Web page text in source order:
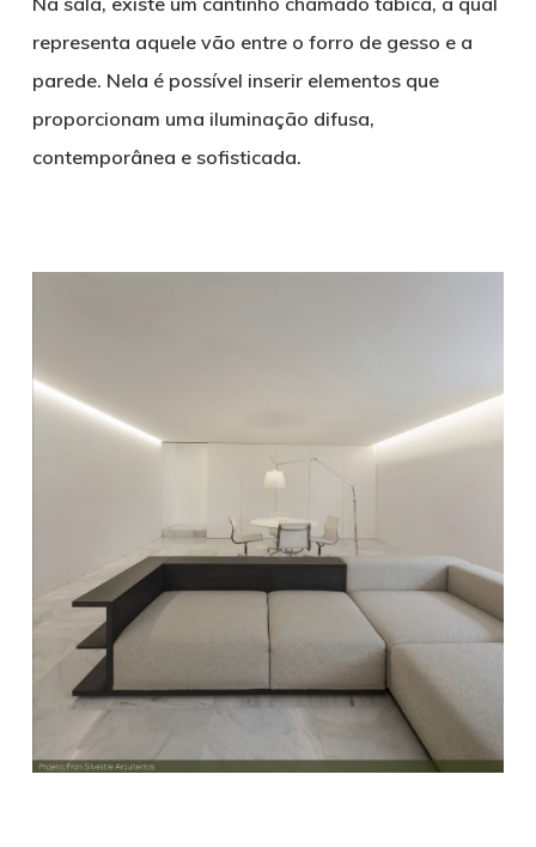
representa aquele vão entre o forro de gesso e a
parede. Nela é possível inserir elementos que
proporcionam uma iluminação difusa,
contemporânea e sofisticada.